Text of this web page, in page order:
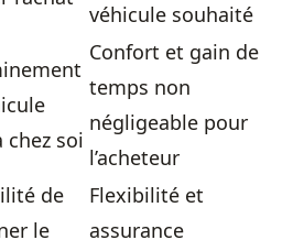
véhicule souhaité
chez soi
Confort et gain de
temps non
négligeable pour
l’acheteur
de
le
Flexibilité et
assurance